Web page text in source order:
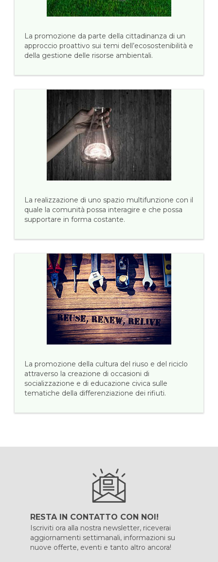
La promozione da parte della cittadinanza di un
approccio proattivo sui temi dell’ecosostenibilità e
della gestione delle risorse ambientali.
La realizzazione di uno spazio multifunzione con il
quale la comunità possa interagire e che possa
supportare in forma costante.
La promozione della cultura del riuso e del riciclo
attraverso la creazione di occasioni di
socializzazione e di educazione civica sulle
tematiche della differenziazione dei rifiuti.
RESTA IN CONTATTO CON NOI!
Iscriviti ora alla nostra newsletter, riceverai
aggiornamenti settimanali, informazioni su
nuove offerte, eventi e tanto altro ancora!